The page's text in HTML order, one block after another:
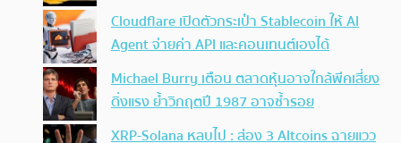
Cloudflare เปิดตัวกระเป๋า Stablecoin ให้ AI
Agent จ่ายค่า API และคอนเทนต์เองได้
Michael Burry เตือน ตลาดหุ้นอาจใกล้พีคเสี่ยง
ดิ่งแรง ย้ำวิกฤตปี 1987 อาจซ้ำรอย
XRP-Solana หลบไป : ส่อง 3 Altcoins ฉายแวว